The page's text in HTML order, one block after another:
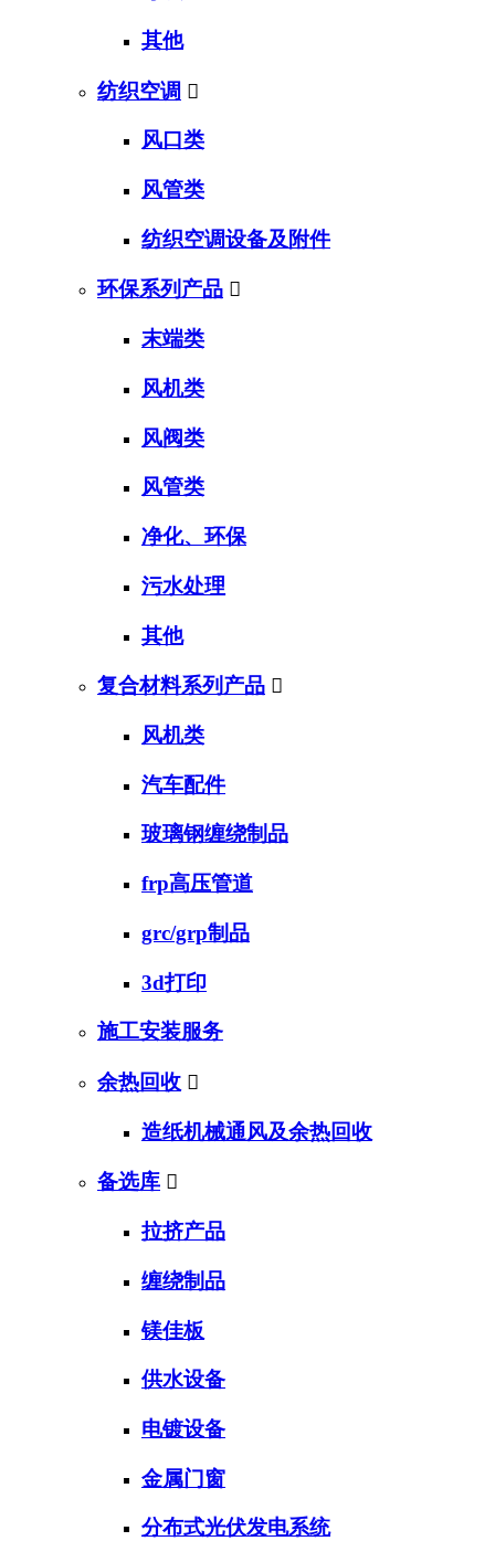
其他
纺织空调 
风口类
风管类
纺织空调设备及附件
环保系列产品 
末端类
风机类
风阀类
风管类
净化、环保
污水处理
其他
复合材料系列产品 
风机类
汽车配件
玻璃钢缠绕制品
frp高压管道
grc/grp制品
3d打印
施工安装服务
余热回收 
造纸机械通风及余热回收
备选库 
拉挤产品
缠绕制品
镁佳板
供水设备
电镀设备
金属门窗
分布式光伏发电系统